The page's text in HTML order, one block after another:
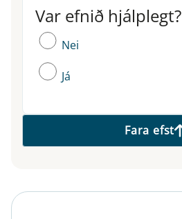
Var efnið hjálplegt?
Var efnið hjálplegt?
Nei
Já
Fara efst